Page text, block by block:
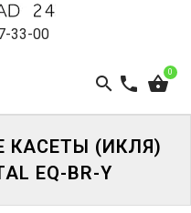
33-00
0
КАСЕТЫ (ИКЛЯ)
EQ-BR-Y